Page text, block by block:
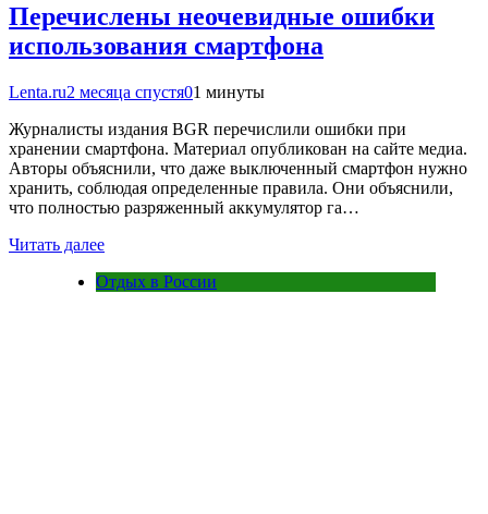
Перечислены неочевидные ошибки
использования смартфона
Lenta.ru2 месяца спустя01 минуты
Журналисты издания BGR перечислили ошибки при
хранении смартфона. Материал опубликован на сайте медиа.
Авторы объяснили, что даже выключенный смартфон нужно
хранить, соблюдая определенные правила. Они объяснили,
что полностью разряженный аккумулятор га…
Читать далее
Отдых в России